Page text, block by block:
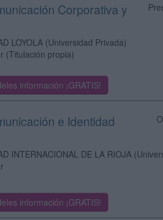
Corporativa y
LOYOLA (Universidad Privada)
(Titulación propia)
información ¡GRATIS!
e Identidad
INTERNACIONAL DE LA RIOJA
información ¡GRATIS!